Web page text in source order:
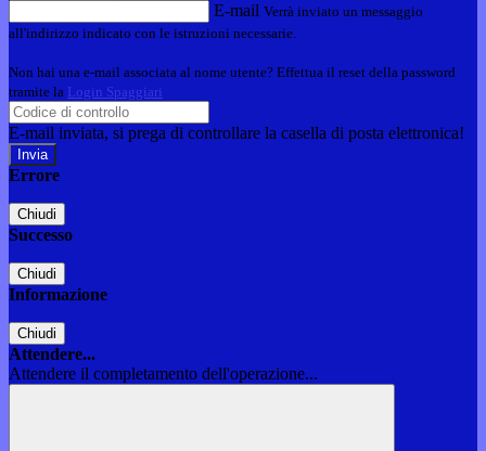
E-mail Verrà inviato un messaggio
all'indirizzo indicato con le istruzioni necessarie.
Non hai una e-mail associata al nome utente? Effettua il reset della password
tramite la Login Spaggiari
E-mail inviata, si prega di controllare la casella di posta elettronica!
Errore
Chiudi
Successo
Chiudi
Informazione
Chiudi
Attendere...
Attendere il completamento dell'operazione...